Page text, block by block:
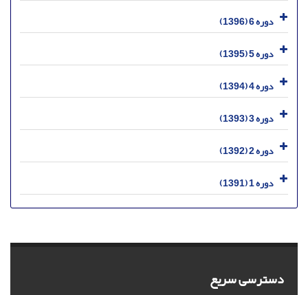
دوره 6 (1396)
دوره 5 (1395)
دوره 4 (1394)
دوره 3 (1393)
دوره 2 (1392)
دوره 1 (1391)
دسترسی سریع